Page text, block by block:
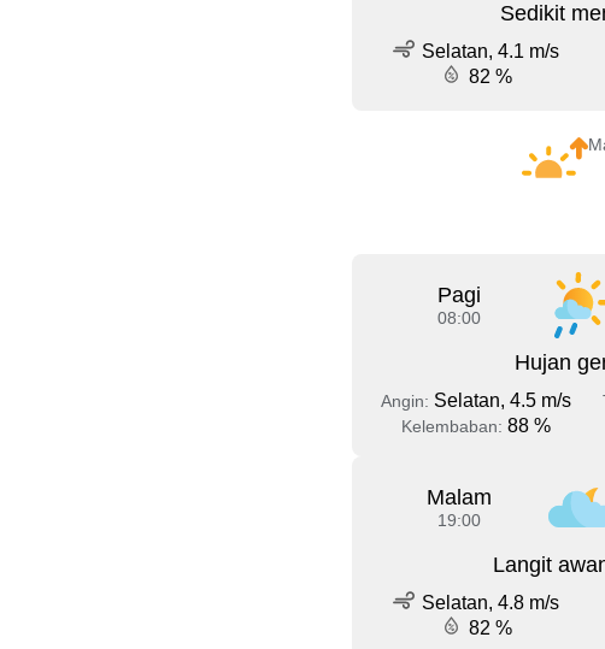
Sedikit
Selatan, 4.1 m/s
82 %
Pagi
08:00
Hujan
Angin: Selatan, 4.5 m/s
Kelembaban: 88 %
Malam
19:00
Langit
Selatan, 4.8 m/s
82 %